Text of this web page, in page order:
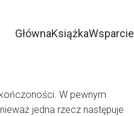
GłównaKsiążkaWsparcie
W pewnym
jedna rzecz następuje